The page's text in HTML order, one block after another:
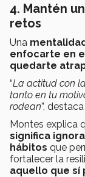
4. Mantén
retos
Una
enfocarte en
quedarte
“La actitud con
tanto en tu
rodean”,
Montes explica
significa
hábitos que
fortalecer la
aquello que sí